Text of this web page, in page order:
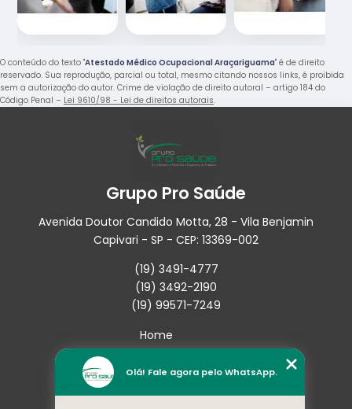
O conteúdo do texto "Atestado Médico Ocupacional Araçariguama" é de direito
reservado. Sua reprodução, parcial ou total, mesmo citando nossos links, é proibida
sem a autorização do autor. Crime de violação de direito autoral – artigo 184 do
Código Penal – Lei 9610/98 - Lei de direitos autorais.
Grupo Pro Saúde
Avenida Doutor Candido Motta, 28 - Vila Benjamin
Capivari - SP - CEP: 13369-002
(19) 3491-4777
(19) 3492-2190
(19) 99571-7249
Home
Empresa
Missão
Olá! Fale agora pelo WhatsApp.